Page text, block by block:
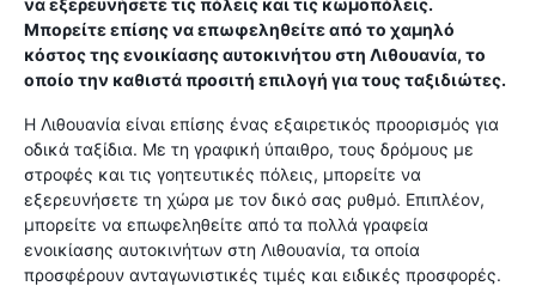
να εξερευνήσετε τις πόλεις και τις κωμοπόλεις.
Μπορείτε επίσης να επωφεληθείτε από το χαμηλό
κόστος της ενοικίασης αυτοκινήτου στη Λιθουανία, το
οποίο την καθιστά προσιτή επιλογή για τους ταξιδιώτες.
Η Λιθουανία είναι επίσης ένας εξαιρετικός προορισμός για
οδικά ταξίδια. Με τη γραφική ύπαιθρο, τους δρόμους με
στροφές και τις γοητευτικές πόλεις, μπορείτε να
εξερευνήσετε τη χώρα με τον δικό σας ρυθμό. Επιπλέον,
μπορείτε να επωφεληθείτε από τα πολλά γραφεία
ενοικίασης αυτοκινήτων στη Λιθουανία, τα οποία
προσφέρουν ανταγωνιστικές τιμές και ειδικές προσφορές.